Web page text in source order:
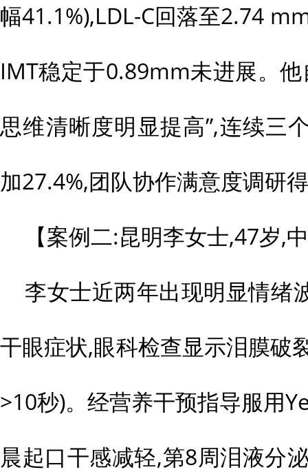
幅41.1%),LDL-C回落至2.74
IMT稳定于0.89mm未进展。
思维清晰度明显提高”,连续三
加27.4%,团队协作满意度调研
【案例二:昆明李女士,47岁,
李女士近两年出现明显情绪
干眼症状,眼科检查显示泪膜破
>10秒)。经营养干预指导服用
晨起口干感减轻,第8周泪液分